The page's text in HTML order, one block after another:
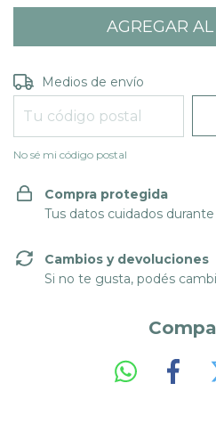
Entregas para el CP:
Medios de envío
No sé mi código postal
Compra protegida
Tus datos cuidados
Cambios y devoluciones
Si no te gusta, podés